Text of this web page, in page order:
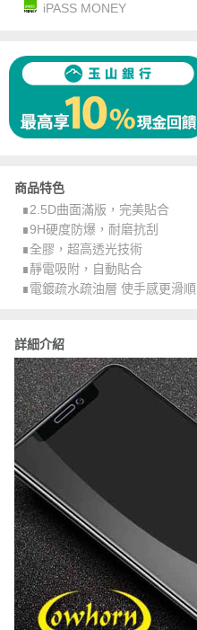
iPASS MONEY
商品特色
∎2.5D曲面滿版，完美貼合
∎9H硬度防爆，耐磨抗刮
∎全膠，超高透光技術
∎靜電吸附，自動貼合
∎電鍍疏水疏油層 使手感更滑順
詳細介紹